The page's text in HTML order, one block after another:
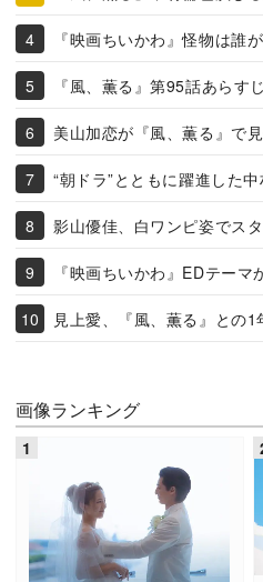
『映画ちいかわ』怪物は誰
『風、薫る』第95話あらすじ
美山加恋が『風、薫る』で
“朝ドラ”とともに躍進した
影山優佳、白ワンピ姿でス
『映画ちいかわ』EDテーマ
見上愛、『風、薫る』との1
画像ランキング